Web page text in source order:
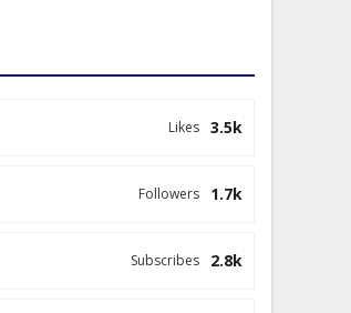
3.5k
Likes
1.7k
Followers
2.8k
Subscribes